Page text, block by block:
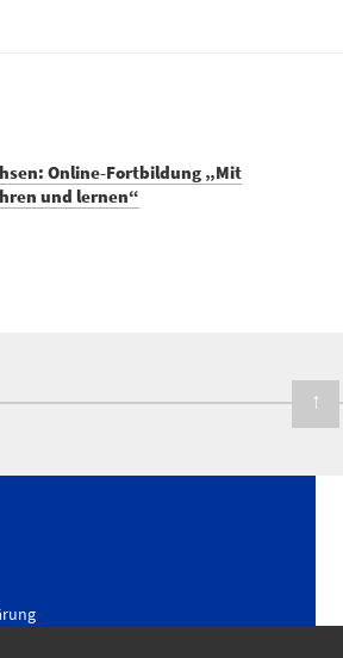
Online-Fortbildung „Mit
und lernen“
↑